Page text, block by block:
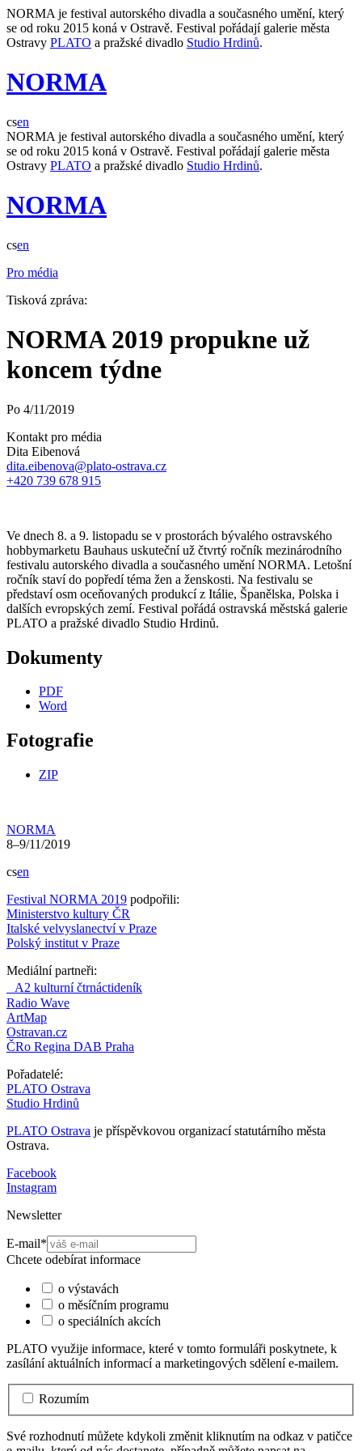
NORMA je festival autorského divadla a současného umění, který
se od roku 2015 koná v Ostravě. Festival pořádají galerie města
Ostravy PLATO a pražské divadlo Studio Hrdinů.
NORMA
csen
NORMA je festival autorského divadla a současného umění, který
se od roku 2015 koná v Ostravě. Festival pořádají galerie města
Ostravy PLATO a pražské divadlo Studio Hrdinů.
NORMA
csen
Pro média
Tisková zpráva:
NORMA 2019 propukne už
koncem týdne
Po 4/11/2019
Kontakt pro média
Dita Eibenová
dita.eibenova@plato-ostrava.cz
+420 739 678 915
Ve dnech 8. a 9. listopadu se v prostorách bývalého ostravského
hobbymarketu Bauhaus uskuteční už čtvrtý ročník mezinárodního
festivalu autorského divadla a současného umění NORMA. Letošní
ročník staví do popředí téma žen a ženskosti. Na festivalu se
představí osm oceňovaných produkcí z Itálie, Španělska, Polska i
dalších evropských zemí. Festival pořádá ostravská městská galerie
PLATO a pražské divadlo Studio Hrdinů.
Dokumenty
PDF
Word
Fotografie
ZIP
NORMA
8–9/11/2019
csen
Festival NORMA 2019 podpořili:
Ministerstvo kultury ČR
Italské velvyslanectví v Praze
Polský institut v Praze
Mediální partneři:
A2 kulturní čtrnáctideník
Radio Wave
ArtMap
Ostravan.cz
ČRo Regina DAB Praha
Pořadatelé:
PLATO Ostrava
Studio Hrdinů
PLATO Ostrava je příspěvkovou organizací statutárního města
Ostrava.
Facebook
Instagram
Newsletter
E-mail*
Chcete odebírat informace
o výstavách
o měsíčním programu
o speciálních akcích
PLATO využije informace, které v tomto formuláři poskytnete, k
zasílání aktuálních informací a marketingových sdělení e-mailem.
Rozumím
Své rozhodnutí můžete kdykoli změnit kliknutím na odkaz v patičce